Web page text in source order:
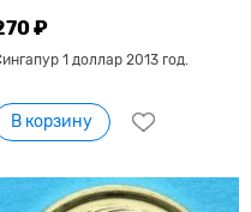
₽
1 доллар 2013 год.
В корзину